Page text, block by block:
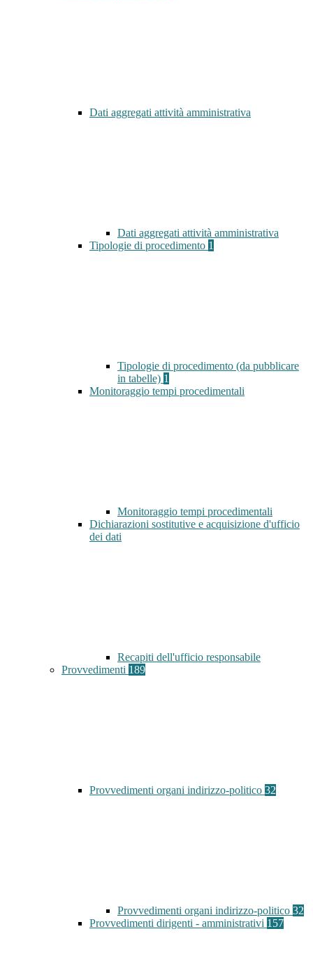
Dati aggregati attività amministrativa
Dati aggregati attività amministrativa
Tipologie di procedimento 1
Tipologie di procedimento (da pubblicare
in tabelle) 1
Monitoraggio tempi procedimentali
Monitoraggio tempi procedimentali
Dichiarazioni sostitutive e acquisizione d'ufficio
dei dati
Recapiti dell'ufficio responsabile
Provvedimenti 189
Provvedimenti organi indirizzo-politico 32
Provvedimenti organi indirizzo-politico 32
Provvedimenti dirigenti - amministrativi 157